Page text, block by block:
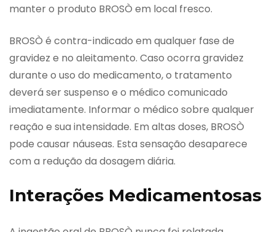
manter o produto BROSÒ em local fresco.
BROSÒ é contra-indicado em qualquer fase de
gravidez e no aleitamento. Caso ocorra gravidez
durante o uso do medicamento, o tratamento
deverá ser suspenso e o médico comunicado
imediatamente. Informar o médico sobre qualquer
reação e sua intensidade. Em altas doses, BROSÒ
pode causar náuseas. Esta sensação desaparece
com a redução da dosagem diária.
Interações Medicamentosas